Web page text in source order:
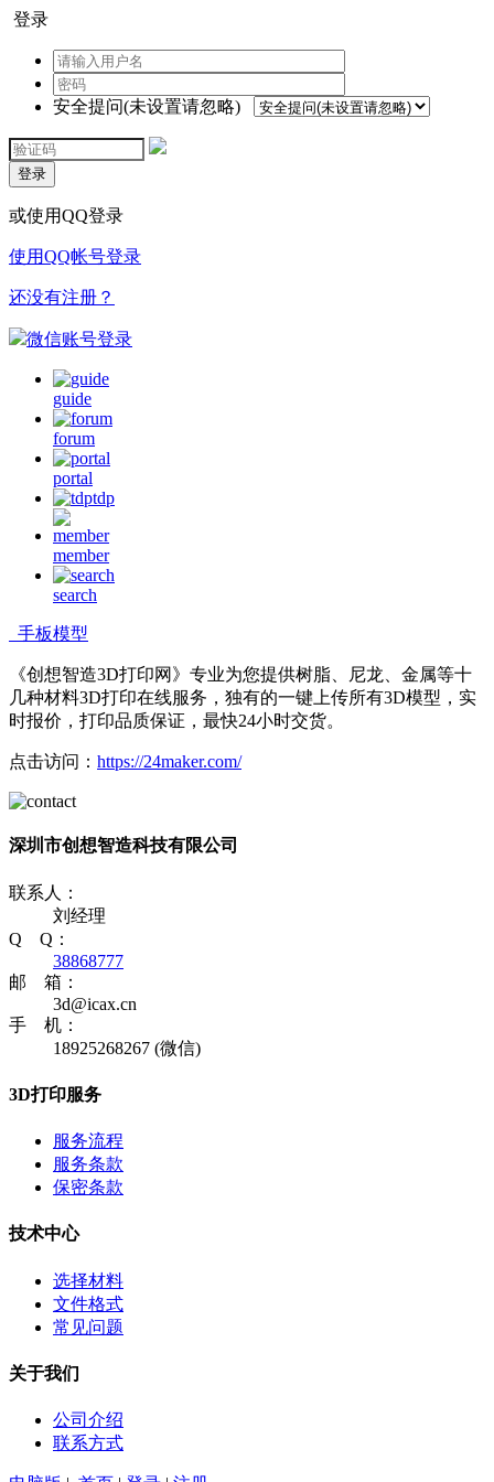
登录
安全提问(未设置请忽略)
登录
或使用QQ登录
使用QQ帐号登录
还没有注册？
微信账号登录
guide
forum
portal
tdp
member
search
手板模型
《创想智造3D打印网》专业为您提供树脂、尼龙、金属等十
几种材料3D打印在线服务，独有的一键上传所有3D模型，实
时报价，打印品质保证，最快24小时交货。
点击访问： https://24maker.com/
深圳市创想智造科技有限公司
联系人：
刘经理
Q Q：
38868777
邮 箱：
3d@icax.cn
手 机：
18925268267 (微信)
3D打印服务
服务流程
服务条款
保密条款
技术中心
选择材料
文件格式
常见问题
关于我们
公司介绍
联系方式